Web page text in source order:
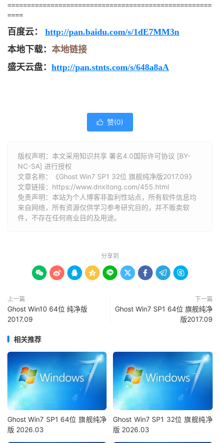
====================================================
====
百度云：
http://pan.baidu.com/s/1dE7MM3n
本地下载： 本地链接
盛天云盘： http://pan.stnts.com/s/648a8aA
 赞(0)
版权声明：本文采用知识共享 署名4.0国际许可协议 [BY-
NC-SA] 进行授权
文章名称：《Ghost Win7 SP1 32位 旗舰纯净版2017.09》
文章链接： https://www.dnxitong.com/455.html
免责声明：本站为个人博客非盈利性站点，所有软件信息均
来自网络，所有资源仅供学习参考研究目的，并不贩卖软
件，不存在任何商业目的及用途。
分享到
        
上一篇
Ghost Win10 64位 纯净版
2017.09
下一篇
Ghost Win7 SP1 64位 旗舰纯净
版2017.09
相关推荐
Ghost Win7 SP1 64位 旗舰纯净
版 2026.03
Ghost Win7 SP1 32位 旗舰纯净
版 2026.03